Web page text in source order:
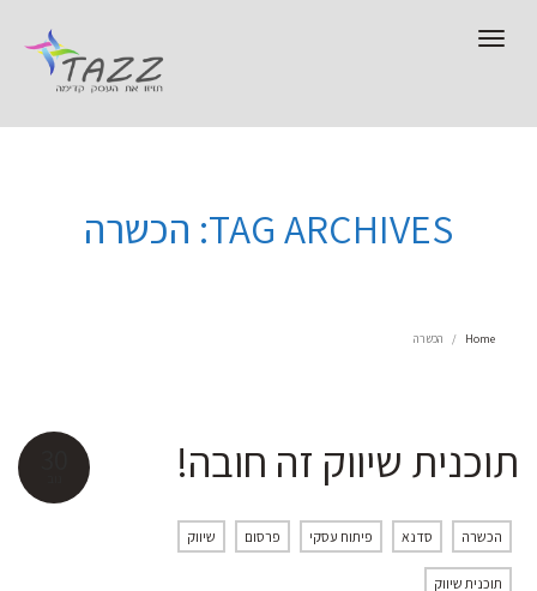
Toggle
TAG ARCHIVES: הכשרה
Home הכשרה
תוכנית שיווק זה חובה!
הכשרה סדנא פיתוח עסקי פרסום שיווק
תוכנית שיווק